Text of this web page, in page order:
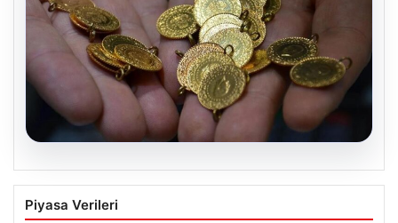
05.08.2026
Altın fiyatları canlı 14 Nisan 2026: Altın
fiyatları ne kadar oldu? Gram, çeyrek,
Piyasa Verileri